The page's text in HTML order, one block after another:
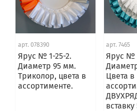
арт. 078390
Ярус № 1-25-2.
Диаметр 95 мм.
Триколор, цвета в
ассортименте.
арт.7465
Ярус №
Цвета в